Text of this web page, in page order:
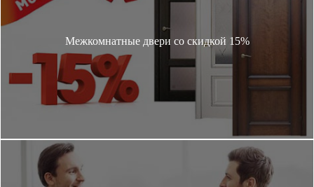
Межкомнатные двери со скидкой 15%